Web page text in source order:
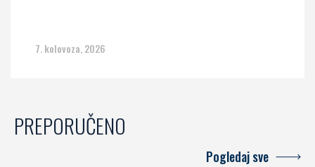
7. kolovoza, 2026
PREPORUČENO
Pogledaj sve